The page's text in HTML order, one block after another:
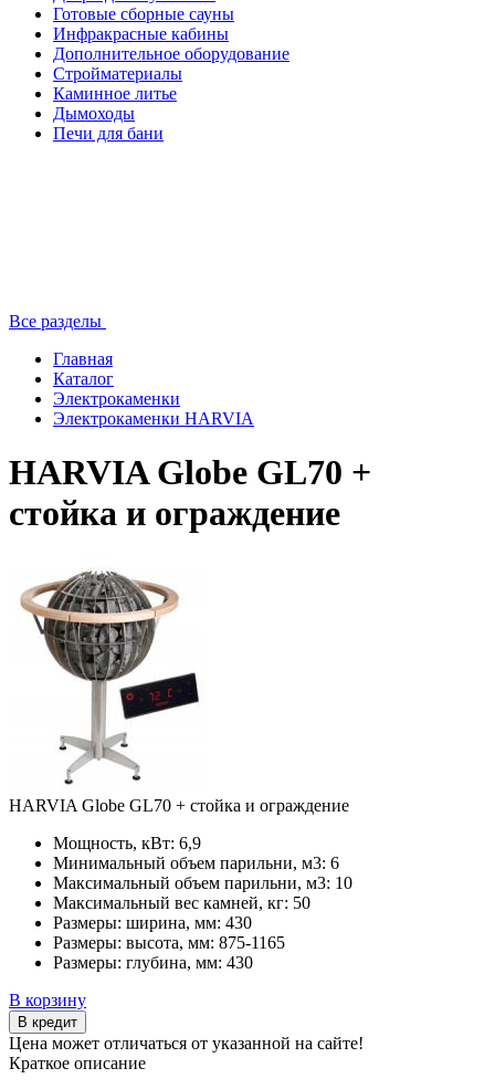
Готовые сборные сауны
Инфракрасные кабины
Дополнительное оборудование
Стройматериалы
Каминное литье
Дымоходы
Печи для бани
Все разделы
Главная
Каталог
Электрокаменки
Электрокаменки HARVIA
HARVIA Globe GL70 +
стойка и ограждение
HARVIA Globe GL70 + стойка и ограждение
Мощность, кВт: 6,9
Минимальный объем парильни, м3: 6
Максимальный объем парильни, м3: 10
Максимальный вес камней, кг: 50
Размеры: ширина, мм: 430
Размеры: высота, мм: 875-1165
Размеры: глубина, мм: 430
В корзину
В кредит
Цена может отличаться от указанной на сайте!
Краткое описание